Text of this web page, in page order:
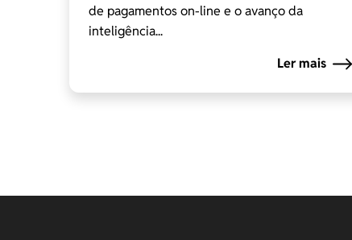
de pagamentos on-line e o avanço da
inteligência...
Ler mais